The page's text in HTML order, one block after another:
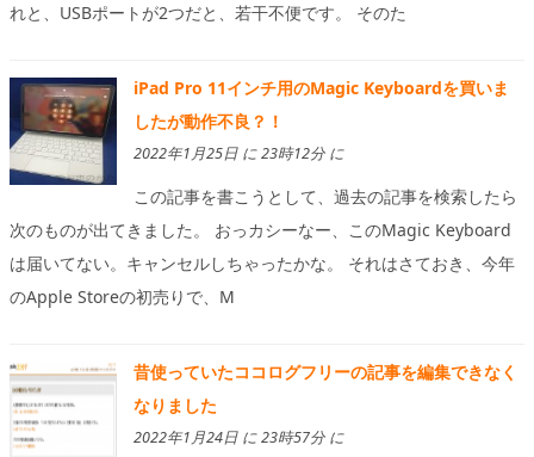
れと、USBポートが2つだと、若干不便です。 そのた
iPad Pro 11インチ用のMagic Keyboardを買いま
したが動作不良？！
2022年1月25日 に 23時12分 に
この記事を書こうとして、過去の記事を検索したら
次のものが出てきました。 おっカシーなー、このMagic Keyboard
は届いてない。キャンセルしちゃったかな。 それはさておき、今年
のApple Storeの初売りで、M
昔使っていたココログフリーの記事を編集できなく
なりました
2022年1月24日 に 23時57分 に